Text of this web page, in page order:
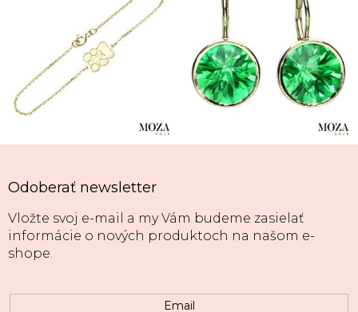
Odoberať newsletter
Vložte svoj e-mail a my Vám budeme zasielať
informácie o nových produktoch na našom e-
shope.
Email